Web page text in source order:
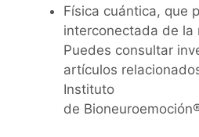
Física cuántica, que
interconectada de la
Puedes consultar
artículos
Instituto
de